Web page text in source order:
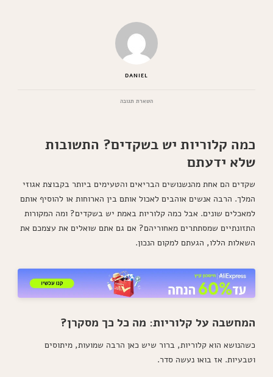
DANIEL
השארת תגובהבנושא
בשקדים
כמה קלוריות יש בשקדים? התשובות
שלא ידעתם
שקדים הם אחת מהנשנושים הבריאים והטעימים ביותר בקבוצת אגוזי
המלך. הרבה אנשים אוהבים לאכול אותם בין הארוחות או להוסיף אותם
למאכלים שונים. אבל כמה קלוריות באמת יש בשקדים? ומה המקורות
התזונתיים שמסתתרים מאחוריהם? אם גם אתם שואלים את עצמכם את
השאלות הללו, הגעתם למקום הנכון.
המחשבה על קלוריות: מה כל כך מסקרן?
כשהנושא הוא קלוריות, ברור שיש כאן הרבה שמועות, מיתוסים
וטבעיות. אז בואו נעשה סדר.